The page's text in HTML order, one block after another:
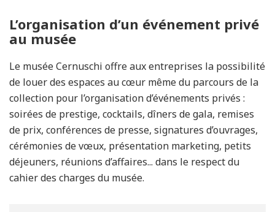
L’organisation d’un événement privé
au musée
Le musée Cernuschi offre aux entreprises la possibilité
de louer des espaces au cœur même du parcours de la
collection pour l’organisation d’événements privés :
soirées de prestige, cocktails, dîners de gala, remises
de prix, conférences de presse, signatures d’ouvrages,
cérémonies de vœux, présentation marketing, petits
déjeuners, réunions d’affaires... dans le respect du
cahier des charges du musée.